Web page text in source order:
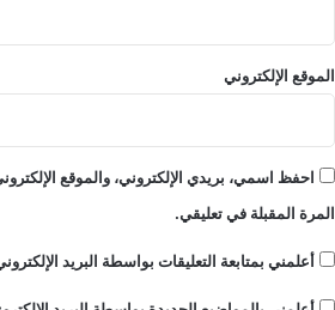
الموقع الإلكتروني
احفظ اسمي، بريدي الإلكتروني، والموقع
المرة المقبلة في تعليقي.
أعلمني بمتابعة التعليقات بواسطة البريد